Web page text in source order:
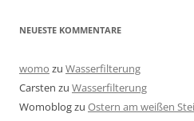
NEUESTE KOMMENTARE
womo zu Wasserfilterung
Carsten zu Wasserfilterung
Womoblogzu Ostern am weißen